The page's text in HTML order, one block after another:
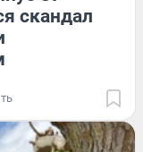
скандал